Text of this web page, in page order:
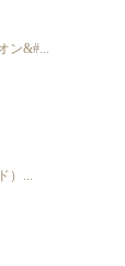
&#...
）...